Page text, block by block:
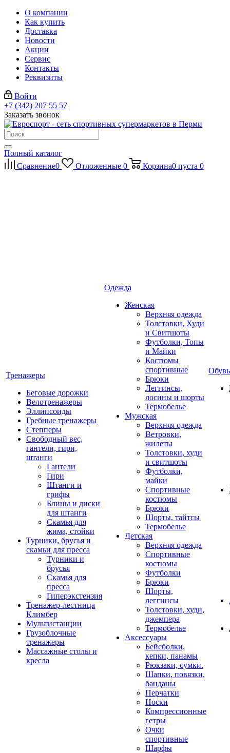
О компании
Как купить
Доставка
Новости
Акции
Сервис
Контакты
Реквизиты
Войти
+7 (342) 207 55 57
Заказать звонок
Полный каталог
Сравнение0 Отложенные 0 Корзина0 пуста 0
Тренажеры
Беговые дорожки
Велотренажеры
Эллипсоиды
Гребные тренажеры
Степперы
Свободный вес,
гантели, гири,
штанги
Гантели
Гири
Штанги и
грифы
Блины и диски
для штанги
Скамья для
жима, стойки
Турники, брусья и
скамьи для пресса
Турники и
брусья
Скамья для
пресса
Гиперэкстензия
Тренажер-лестница
Климбер
Мультистанции
Грузоблочные
тренажеры
Массажные столы и
кресла
Одежда
Женская
Верхняя одежда
Толстовки, Худи
и Свитшоты
Футболки, Топы
и Майки
Костюмы
спортивные
Брюки
Леггинсы,
лосины и шорты
Термобелье
Мужская
Верхняя одежда
Ветровки,
жилеты
Толстовки, худи
и свитшоты
Футболки,
майки
Спортивные
костюмы
Брюки
Шорты, тайтсы
Термобелье
Детская
Верхняя одежда
Спортивные
костюмы
Футболки
Брюки
Шорты,
леггинсы
Толстовки, худи,
джемпера
Термобелье
Аксессуары
Бейсболки,
кепки, панамы
Рюкзаки, сумки.
Шапки, повязки,
банданы
Перчатки
Носки
Компрессионные
гетры
Очки
спортивные
Шарфы
Обувь